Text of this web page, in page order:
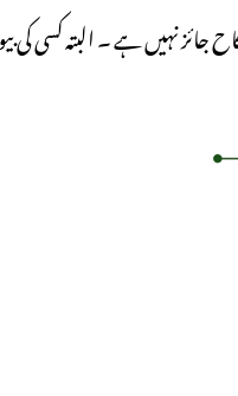
نہیں ہے ۔ البتہ کسی کی